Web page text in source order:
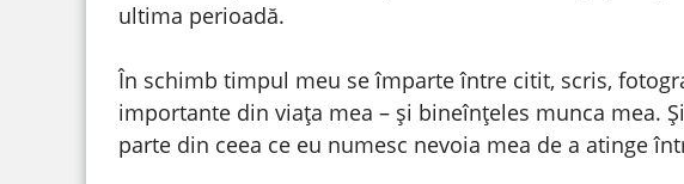
ultima perioadă.
În schimb timpul meu se împarte între citit, scris,
importante din viața mea – și bineînțeles munca mea.
parte din ceea ce eu numesc nevoia mea de a atinge